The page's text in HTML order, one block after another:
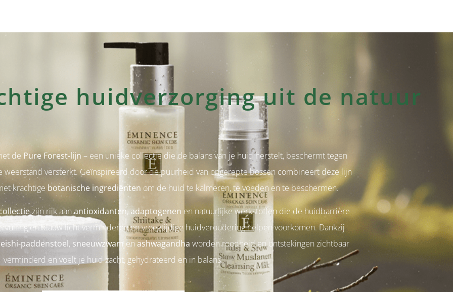
huidverzorging uit de natuur
de Pure Forest-lijn – een unieke collectie die de balans van je huid herstelt, beschermt tegen
weerstand versterkt. Geïnspireerd door de puurheid van ongerepte bossen combineert deze lijn
krachtige botanische ingrediënten om de huid te kalmeren, te voeden en te beschermen.
zijn rijk aanantioxidanten,adaptogenen en natuurlijke werkstoffen die de huidbarrière
en blauw licht verminderen en vroegtijdige huidveroudering helpen voorkomen. Dankzij
paddenstoel, sneeuwzwam en ashwagandha worden roodheid en ontstekingen zichtbaar
verminderd en voelt je huid zacht, gehydrateerd en in balans.